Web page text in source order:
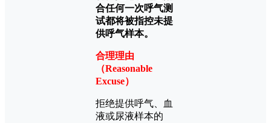
合任何一次呼气测
试都将被指控未提
供呼气样本。
合理理由
（Reasonable
Excuse）
拒绝提供呼气、血
液或尿液样本的